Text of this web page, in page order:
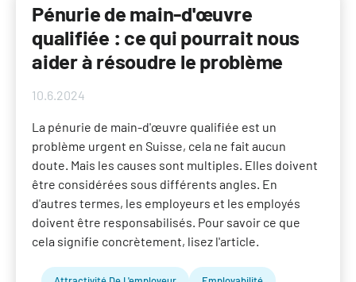
Pénurie de main-d'œuvre
qualifiée : ce qui pourrait nous
aider à résoudre le problème
10.6.2024
La pénurie de main-d'œuvre qualifiée est un
problème urgent en Suisse, cela ne fait aucun
doute. Mais les causes sont multiples. Elles doivent
être considérées sous différents angles. En
d'autres termes, les employeurs et les employés
doivent être responsabilisés. Pour savoir ce que
cela signifie concrètement, lisez l'article.